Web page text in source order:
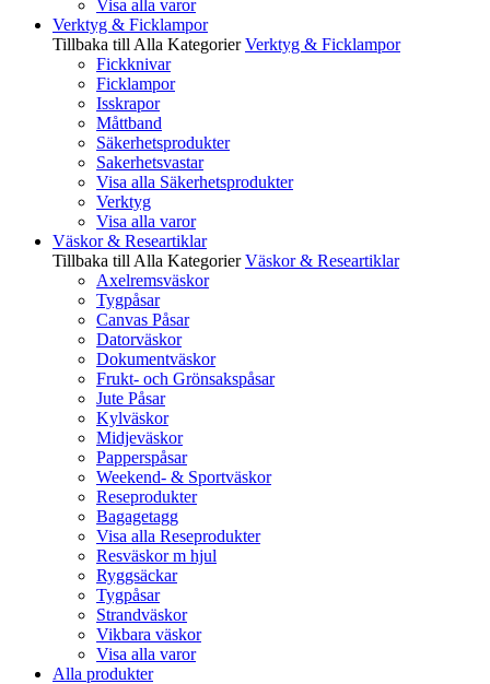
Visa alla varor
Verktyg & Ficklampor
Tillbaka till Alla Kategorier Verktyg & Ficklampor
Fickknivar
Ficklampor
Isskrapor
Måttband
Säkerhetsprodukter
Sakerhetsvastar
Visa alla Säkerhetsprodukter
Verktyg
Visa alla varor
Väskor & Researtiklar
Tillbaka till Alla Kategorier Väskor & Researtiklar
Axelremsväskor
Tygpåsar
Canvas Påsar
Datorväskor
Dokumentväskor
Frukt- och Grönsakspåsar
Jute Påsar
Kylväskor
Midjeväskor
Papperspåsar
Weekend- & Sportväskor
Reseprodukter
Bagagetagg
Visa alla Reseprodukter
Resväskor m hjul
Ryggsäckar
Tygpåsar
Strandväskor
Vikbara väskor
Visa alla varor
Alla produkter